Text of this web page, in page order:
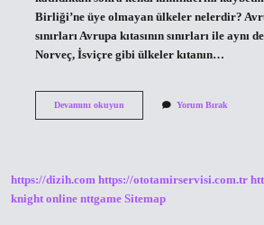
Birliği’ne üye olmayan ülkeler nelerdir?
sınırları Avrupa kıtasının sınırları ile
Norveç, İsviçre gibi ülkeler kıtanın…
Devamını okuyunAvrupa
Yorum Bırak
https://dizih.com https://ototamirservisi.com.tr
knight online nttgame Sitemap